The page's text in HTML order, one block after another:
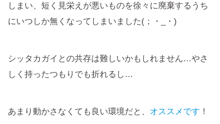
しまい、短く見栄えが悪いものを徐々に廃棄するうち
にいつしか無くなってしまいました(；・_・)
シッタカガイとの共存は難しいかもしれません…やさ
しく持ったつもりでも折れるし…
あまり動かさなくても良い環境だと、 オススメです ！